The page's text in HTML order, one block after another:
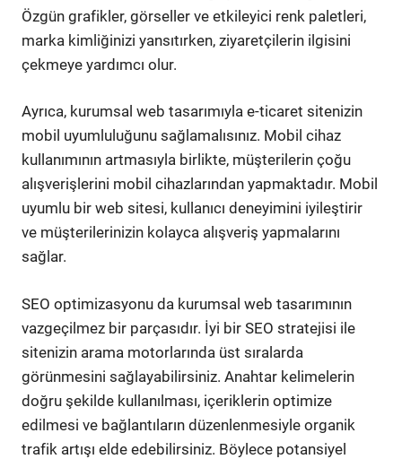
Özgün grafikler, görseller ve etkileyici renk paletleri,
marka kimliğinizi yansıtırken, ziyaretçilerin ilgisini
çekmeye yardımcı olur.
Ayrıca, kurumsal web tasarımıyla e-ticaret sitenizin
mobil uyumluluğunu sağlamalısınız. Mobil cihaz
kullanımının artmasıyla birlikte, müşterilerin çoğu
alışverişlerini mobil cihazlarından yapmaktadır. Mobil
uyumlu bir web sitesi, kullanıcı deneyimini iyileştirir
ve müşterilerinizin kolayca alışveriş yapmalarını
sağlar.
SEO optimizasyonu da kurumsal web tasarımının
vazgeçilmez bir parçasıdır. İyi bir SEO stratejisi ile
sitenizin arama motorlarında üst sıralarda
görünmesini sağlayabilirsiniz. Anahtar kelimelerin
doğru şekilde kullanılması, içeriklerin optimize
edilmesi ve bağlantıların düzenlenmesiyle organik
trafik artışı elde edebilirsiniz. Böylece potansiyel